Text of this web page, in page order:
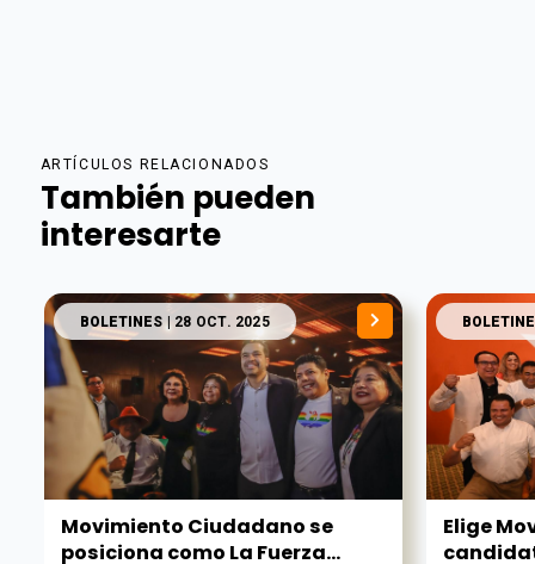
ARTÍCULOS RELACIONADOS
También pueden
interesarte
BOLETINES | 28 OCT. 2025
Movimiento Ciudadano se
posiciona como La Fuerza...
Elige